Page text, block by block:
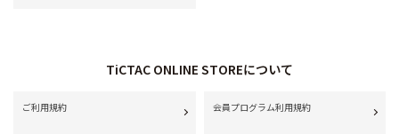
TiCTAC ONLINE STOREについて
ご利用規約 会員プログラム利用規約